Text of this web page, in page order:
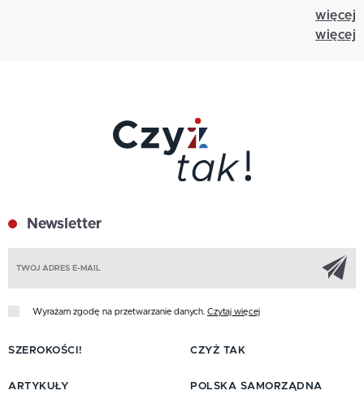
więcej
więcej
Newsletter
Wyrażam zgodę na przetwarzanie danych. Czytaj więcej
SZEROKOŚCI!
ARTYKUŁY
CZYŻ TAK
POLSKA SAMORZĄDNA